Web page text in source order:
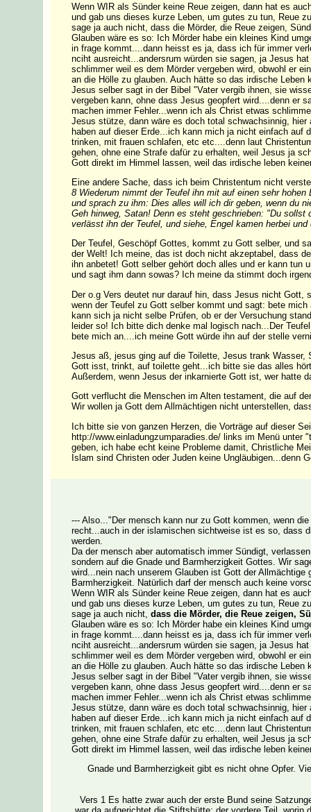
Wenn WIR als Sünder keine Reue zeigen, dann hat es
und gab uns dieses kurze Leben, um gutes zu tun, Reue
sage ja auch nicht, dass die Mörder, die Reue zeigen,
Glauben wäre es so: Ich Mörder habe ein kleines Kind
in frage kommt....dann heisst es ja, dass ich für immer
nciht ausreicht...andersrum würden sie sagen, ja Jesus
schlimmer weil es dem Mörder vergeben wird, obwohl er
an die Hölle zu glauben. Auch hätte so das irdische
Jesus selber sagt in der Bibel "Vater vergib ihnen, sie
vergeben kann, ohne dass Jesus geopfert wird....denn er
machen immer Fehler...wenn ich als Christ etwas
Jesus stütze, dann wäre es doch total schwachsinnig,
haben auf dieser Erde...ich kann mich ja nicht einfach auf
trinken, mit frauen schlafen, etc etc....denn laut
gehen, ohne eine Strafe dafür zu erhalten, weil Jesus ja
Gott direkt im Himmel lassen, weil das irdische leben
Eine andere Sache, dass ich beim Christentum nicht
8 Wiederum nimmt der Teufel ihn mit auf einen sehr
und sprach zu ihm: Dies alles will ich dir geben, wenn du
Geh hinweg, Satan! Denn es steht geschrieben: "Du sollst
verlässt ihn der Teufel, und siehe, Engel kamen herbei und
Der Teufel, Geschöpf Gottes, kommt zu Gott selber, und
der Welt! Ich meine, das ist doch nicht akzeptabel, dass
ihn anbetet! Gott selber gehört doch alles und er kann tun
und sagt ihm dann sowas? Ich meine da stimmt doch
Der o.g Vers deutet nur darauf hin, dass Jesus nicht
wenn der Teufel zu Gott selber kommt und sagt: bete
kann sich ja nicht selbe Prüfen, ob er der Versuchung
leider so! Ich bitte dich denke mal logisch nach...Der
bete mich an....ich meine Gott würde ihn auf der stelle
Jesus aß, jesus ging auf die Toilette, Jesus trank
Gott isst, trinkt, auf toilette geht...ich bitte sie das alles
Außerdem, wenn Jesus der inkarnierte Gott ist, wer hatte
Gott verflucht die Menschen im Alten testament, die auf
Wir wollen ja Gott dem Allmächtigen nicht unterstellen,
Ich bitte sie von ganzen Herzen, die Vorträge auf dieser
http://www.einladungzumparadies.de/ links im Menü
geben, ich habe echt keine Probleme damit, Christliche
Islam sind Christen oder Juden keine Ungläubigen...denn
--- Also..."Der mensch kann nur zu Gott kommen, wenn
recht...auch in der islamischen sichtweise ist es so, dass
werden.
Da der mensch aber automatisch immer Sündigt,
sondern auf die Gnade und Barmherzigkeit Gottes. Wir
wird...nein nach unserem Glauben ist Gott der
Barmherzigkeit. Natürlich darf der mensch auch keine
Wenn WIR als Sünder keine Reue zeigen, dann hat es
und gab uns dieses kurze Leben, um gutes zu tun, Reue
sage ja auch nicht, dass die Mörder, die Reue zeigen,
Glauben wäre es so: Ich Mörder habe ein kleines Kind
in frage kommt....dann heisst es ja, dass ich für immer
nciht ausreicht...andersrum würden sie sagen, ja Jesus
schlimmer weil es dem Mörder vergeben wird, obwohl er
an die Hölle zu glauben. Auch hätte so das irdische
Jesus selber sagt in der Bibel "Vater vergib ihnen, sie
vergeben kann, ohne dass Jesus geopfert wird....denn er
machen immer Fehler...wenn ich als Christ etwas
Jesus stütze, dann wäre es doch total schwachsinnig,
haben auf dieser Erde...ich kann mich ja nicht einfach auf
trinken, mit frauen schlafen, etc etc....denn laut
gehen, ohne eine Strafe dafür zu erhalten, weil Jesus ja
Gott direkt im Himmel lassen, weil das irdische leben
Gnade und Barmherzigkeit gibt es nicht ohne Opfer.
Vers 1 Es hatte zwar auch der erste Bund seine